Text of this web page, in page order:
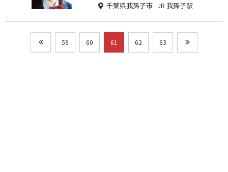
千葉県我孫子市 JR 我孫子駅
59 60 61 62 63